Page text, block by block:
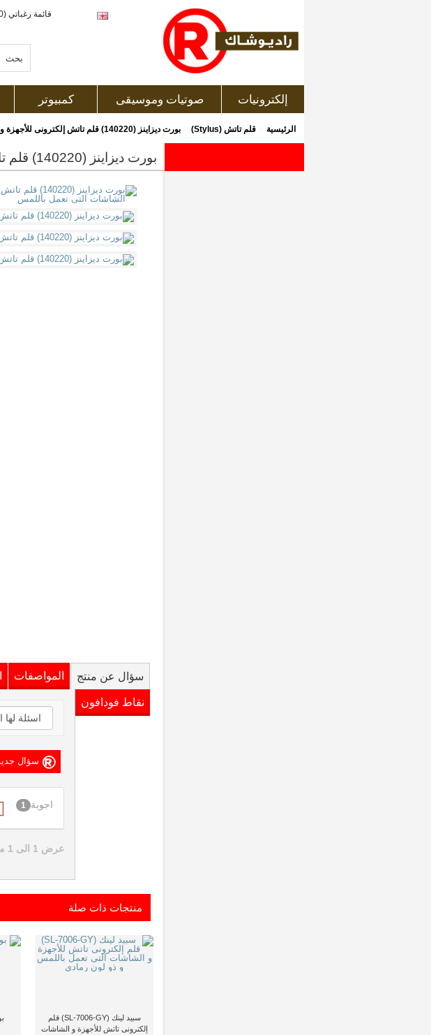
قائمة رغباتي (0)
إلكترونيات صوتيات وموسيقى كمبيوتر
الرئيسية قلم تاتش (Stylus) بورت ديزاينز (140220) قلم تاتش إلكترونى للأجهزة و الشاشات التى تعمل باللمس
بورت ديزاينز (140220) قلم تاتش إلكترونى للأجهزة و الشاشات التى تعمل باللمس
سؤال عن منتج المواصفات
نقاط فودافون
اجوبة 1
عرض 1 الى 1 من 1 (1 صفحات)
منتجات ذات صلة
سبيد لينك (SL-7006-GY) قلم
إلكترونى تاتش للأجهزة و الشاشات